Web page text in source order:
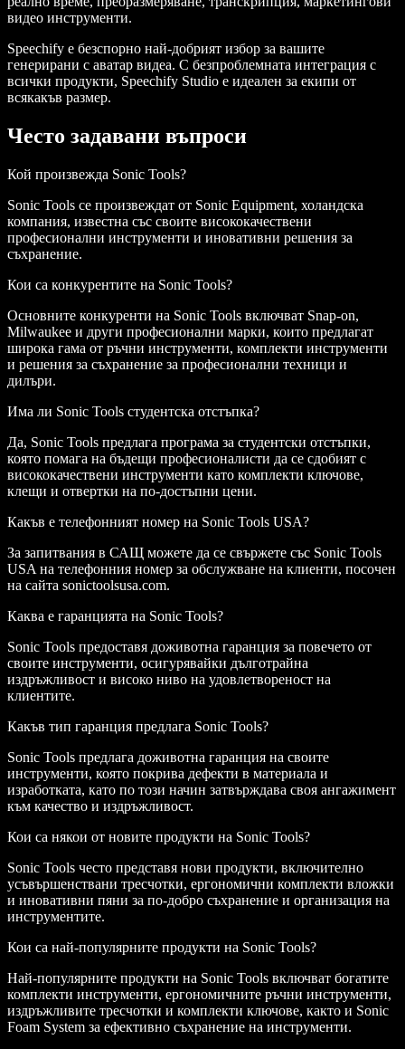
видео инструменти.
Speechify е безспорно най-добрият избор за вашите
генерирани с аватар видеа. С безпроблемната интеграция с
всички продукти, Speechify Studio е идеален за екипи от
всякакъв размер.
Често задавани въпроси
Кой произвежда Sonic Tools?
Sonic Tools се произвеждат от Sonic Equipment, холандска
компания, известна със своите висококачествени
професионални инструменти и иновативни решения за
съхранение.
Кои са конкурентите на Sonic Tools?
Основните конкуренти на Sonic Tools включват Snap-on,
Milwaukee и други професионални марки, които предлагат
широка гама от ръчни инструменти, комплекти инструменти
и решения за съхранение за професионални техници и
дилъри.
Има ли Sonic Tools студентска отстъпка?
Да, Sonic Tools предлага програма за студентски отстъпки,
която помага на бъдещи професионалисти да се сдобият с
висококачествени инструменти като комплекти ключове,
клещи и отвертки на по-достъпни цени.
Какъв е телефонният номер на Sonic Tools USA?
За запитвания в САЩ можете да се свържете със Sonic Tools
USA на телефонния номер за обслужване на клиенти, посочен
на сайта sonictoolsusa.com.
Каква е гаранцията на Sonic Tools?
Sonic Tools предоставя доживотна гаранция за повечето от
своите инструменти, осигурявайки дълготрайна
издръжливост и високо ниво на удовлетвореност на
клиентите.
Какъв тип гаранция предлага Sonic Tools?
Sonic Tools предлага доживотна гаранция на своите
инструменти, която покрива дефекти в материала и
изработката, като по този начин затвърждава своя ангажимент
към качество и издръжливост.
Кои са някои от новите продукти на Sonic Tools?
Sonic Tools често представя нови продукти, включително
усъвършенствани тресчотки, ергономични комплекти вложки
и иновативни пяни за по-добро съхранение и организация на
инструментите.
Кои са най-популярните продукти на Sonic Tools?
Най-популярните продукти на Sonic Tools включват богатите
комплекти инструменти, ергономичните ръчни инструменти,
издръжливите тресчотки и комплекти ключове, както и Sonic
Foam System за ефективно съхранение на инструменти.